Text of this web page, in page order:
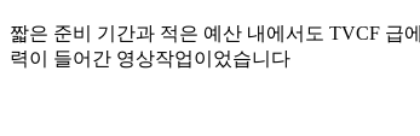
짧은 준비 기간과 적은 예산 내에서도 TVCF 급
력이 들어간 영상작업이었습니다